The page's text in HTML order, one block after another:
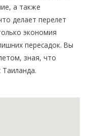
а также
делает перелет
экономия
пересадок. Вы
зная, что